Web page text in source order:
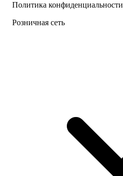
Политика конфиденциальности
Розничная сеть